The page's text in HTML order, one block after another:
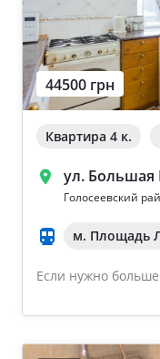
44500 грн
Квартира 4 к.
ул. Большая
Голосеевский
м. Площадь
Если нужно больше